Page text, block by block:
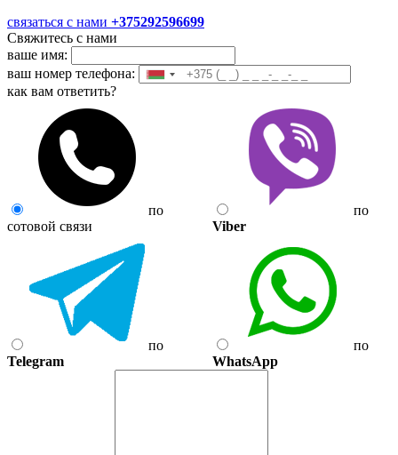
связаться с нами +375292596699
Свяжитесь с нами
ваше имя:
ваш номер телефона:
как вам ответить?
по
сотовой связи
по
Viber
по
Telegram
по
WhatsApp